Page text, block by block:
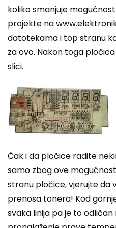
koliko smanjuje
projekte na
datotekama i top stranu
za ovo. Nakon toga
slici.
Čak i da pločice radite
samo zbog ove
stranu pločice, vjerujte da
prenosa tonera! Kod
svaka linija pa je to odličan